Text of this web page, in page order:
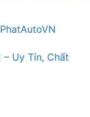
– Uy Tín, Chất